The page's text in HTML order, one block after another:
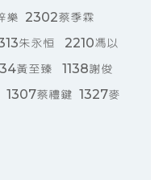
樂 2302蔡季霖
朱永恒 2210馮以
黃至臻 1138謝俊
蔡禮鍵 1327麥